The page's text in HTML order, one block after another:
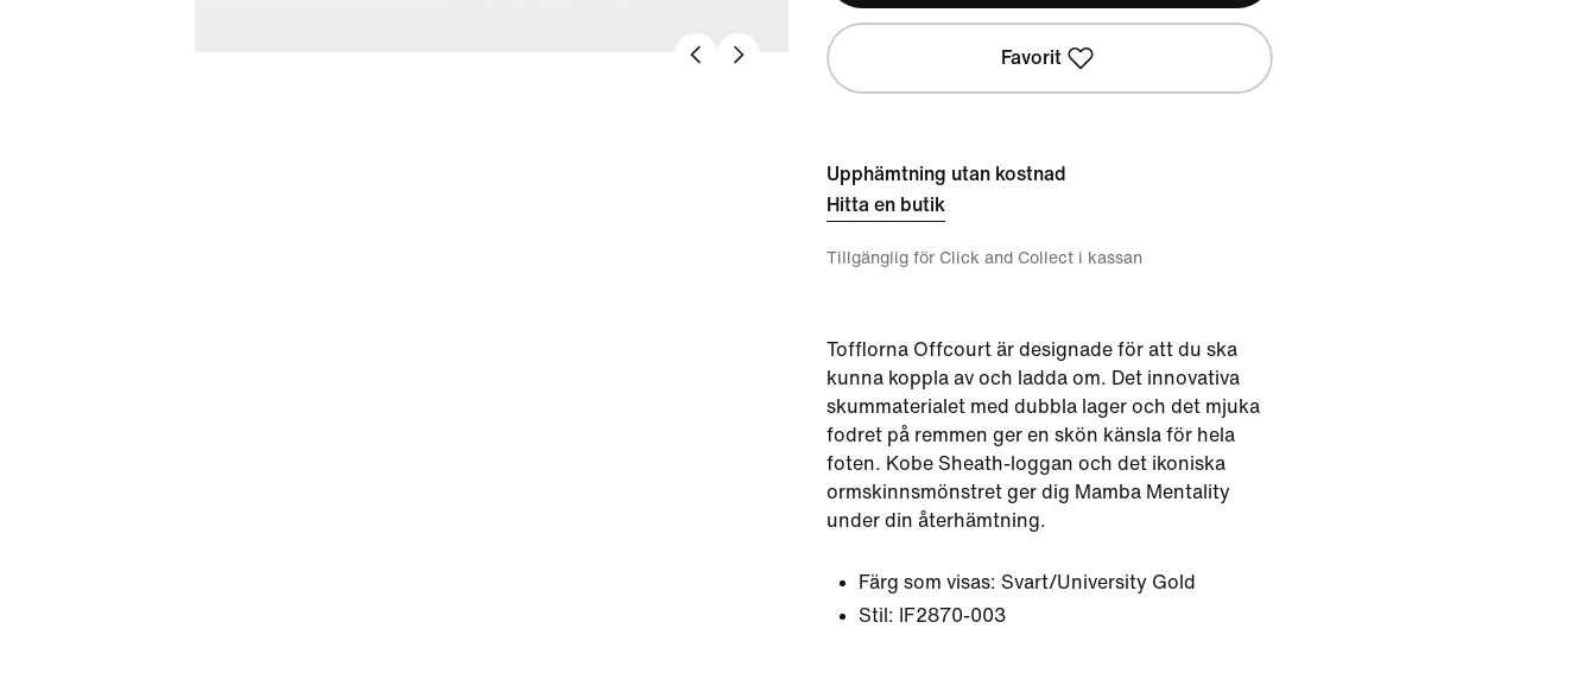
Favorit
Upphämtning utan kostnad
Hitta en butik
Tillgänglig för Click and Collect i kassan
Tofflorna Offcourt är designade för att du ska
kunna koppla av och ladda om. Det innovativa
skummaterialet med dubbla lager och det mjuka
fodret på remmen ger en skön känsla för hela
foten. Kobe Sheath-loggan och det ikoniska
ormskinnsmönstret ger dig Mamba Mentality
under din återhämtning.
Färg som visas: Svart/University Gold
Stil:
IF2870-003